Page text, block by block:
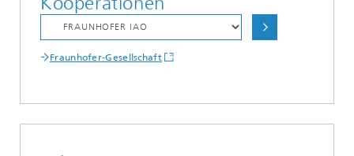
Fraunhofer-Gesellschaft